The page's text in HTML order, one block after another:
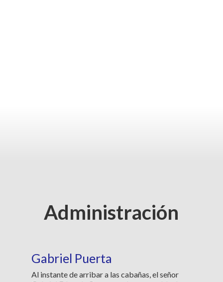
Administración
Gabriel Puerta
Al instante de arribar a las cabañas, el señor